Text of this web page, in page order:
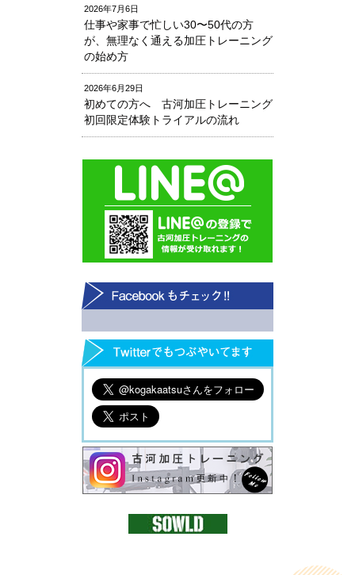
2026年7月6日
仕事や家事で忙しい30〜50代の方
が、無理なく通える加圧トレーニング
の始め方
2026年6月29日
初めての方へ 古河加圧トレーニング
初回限定体験トライアルの流れ